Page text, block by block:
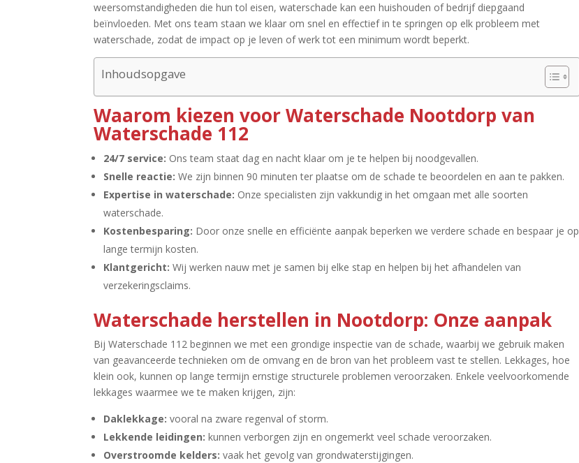
weersomstandigheden die hun tol eisen, waterschade kan een huishouden of bedrijf diepgaand
beïnvloeden.​ Met ons team staan we klaar om snel en effectief in te springen op elk probleem met
waterschade, zodat de impact op je leven of werk tot een minimum wordt beperkt.​
Inhoudsopgave
Waarom kiezen voor Waterschade Nootdorp van
Waterschade 112
24/7 service: Ons team staat dag en nacht klaar om je te helpen bij noodgevallen.​
Snelle reactie: We zijn binnen 90 minuten ter plaatse om de schade te beoordelen en aan te pakken.​
Expertise in waterschade: Onze specialisten zijn vakkundig in het omgaan met alle soorten
waterschade.​
Kostenbesparing: Door onze snelle en efficiënte aanpak beperken we verdere schade en bespaar je op
lange termijn kosten.​
Klantgericht: Wij werken nauw met je samen bij elke stap en helpen bij het afhandelen van
verzekeringsclaims.​
Waterschade herstellen in Nootdorp: Onze aanpak
Bij Waterschade 112 beginnen we met een grondige inspectie van de schade, waarbij we gebruik maken
van geavanceerde technieken om de omvang en de bron van het probleem vast te stellen.​ Lekkages, hoe
klein ook, kunnen op lange termijn ernstige structurele problemen veroorzaken.​ Enkele veelvoorkomende
lekkages waarmee we te maken krijgen, zijn:
Daklekkage: vooral na zware regenval of storm.​
Lekkende leidingen: kunnen verborgen zijn en ongemerkt veel schade veroorzaken.​
Overstroomde kelders: vaak het gevolg van grondwaterstijgingen.​